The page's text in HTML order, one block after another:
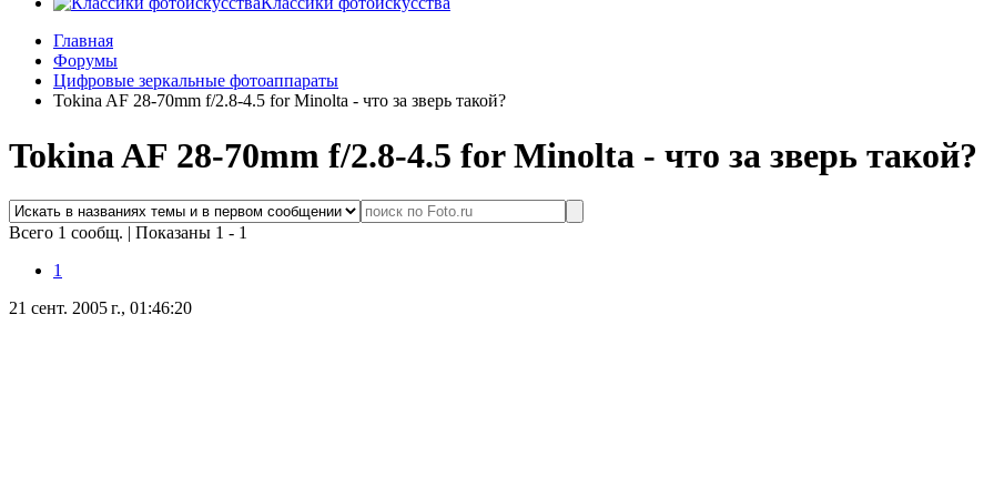
Главная
Форумы
Цифровые зеркальные фотоаппараты
Tokina AF 28-70mm f/2.8-4.5 for Minolta - что за зверь такой?
Tokina AF 28-70mm f/2.8-4.5 for Minolta - что за зверь такой?
Всего 1 сообщ. | Показаны 1 - 1
1
21 сент. 2005 г., 01:46:20